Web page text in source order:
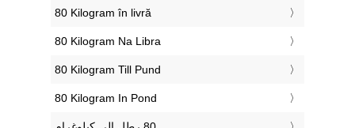
‎80 Kilogram în livră
‎80 Kilogram Na Libra
‎80 Kilogram Till Pund
‎80 Kilogram In Pond